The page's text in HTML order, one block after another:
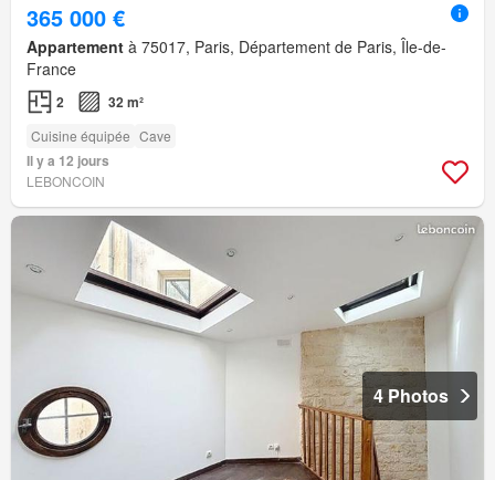
365 000 €
Appartement à 75017, Paris, Département de Paris, Île-de-
France
2 32 m²
Cuisine équipée Cave
Il y a 12 jours
LEBONCOIN
4 Photos